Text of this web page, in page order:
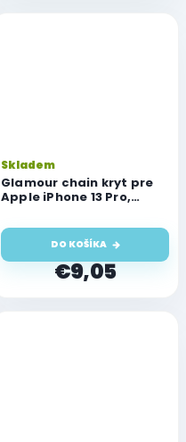
Glamour chain kryt pre
Apple iPhone 13 Pro,
Skladem
€9,05
DO KOŠÍKA